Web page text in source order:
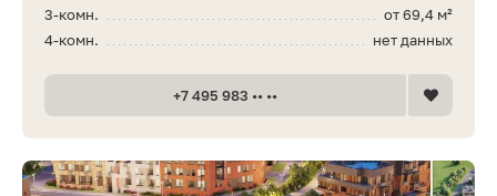
от 69,4 м²
3-комн.
нет данных
4-комн.
+7 495 983 •• ••